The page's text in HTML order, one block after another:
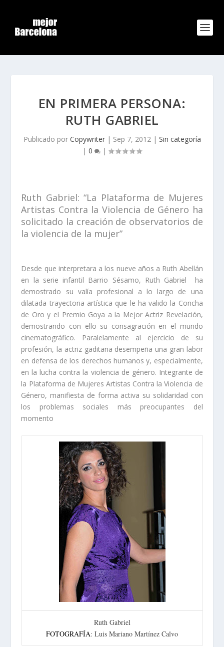
EN PRIMERA PERSONA:
RUTH GABRIEL
Publicado por Copywriter| Sep 7, 2012| Sin categoría
| 0 |
Ruth Gabriel: “La Plataforma de Mujeres
Artistas Contra la Violencia de Género ha
solicitado la creación de observatorios de
la violencia de la mujer”
Desde que interpretara a los nueve años a Ruth Abellán
en la serie infantil Barrio Sésamo, Ruth Gabriel
ha
demostrado su valía profesional a lo largo de una
dilatada trayectoria artística que le ha valido la Concha
de Oro y el Premio Goya a la Mejor Actriz Revelación,
demostrando con ello su consagración en el mundo
cinematográfico. Paralelamente al ejercicio de su
profesión, la actriz gaditana desempeña una gran labor
en defensa de los derechos humanos y, especialmente,
en la lucha contra la violencia de género. Integrante de
la Plataforma de Mujeres Artistas Contra la Violencia de
Género, manifiesta de forma activa su solidaridad con
los problemas sociales más preocupantes del
momento
Ruth Gabriel
FOTOGRAFÍA: Luis Mariano Martínez Calvo